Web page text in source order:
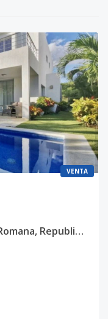
VENTA
Hermosa Villa en Playa Nueva Romana, Republica Dominicana